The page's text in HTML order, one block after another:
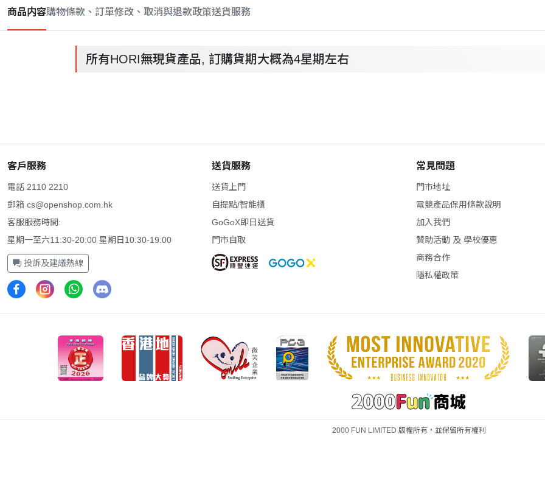
商品内容購物條款、訂單修改、取消與退款政策送貨服務
所有HORI無現貨產品, 訂購貨期大概為4星期左右
客戶服務
電話 2110 2210
郵箱 cs@openshop.com.hk
客服服務時間:
星期一至六11:30-20:00 星期日10:30-19:00
投訴及建議熱線
送貨服務
送貨上門
自提點/智能櫃
GoGoX即日送貨
門市自取
常見問題
門市地址
電競產品保用條款說明
加入我們
贊助活動 及 學校優惠
商務合作
隱私權政策
2000 FUN LIMITED 版權所有，並保留所有權利